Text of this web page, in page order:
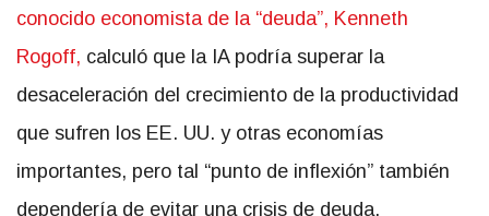
conocido economista de la “deuda”, Kenneth
Rogoff, calculó que la IA podría superar la
desaceleración del crecimiento de la productividad
que sufren los EE. UU. y otras economías
importantes, pero tal “punto de inflexión” también
dependería de evitar una crisis de deuda,